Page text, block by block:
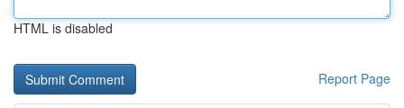
HTML is disabled
Report Page